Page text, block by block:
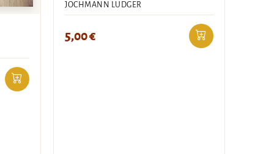
JOCHMANN LUDGER
5,00€